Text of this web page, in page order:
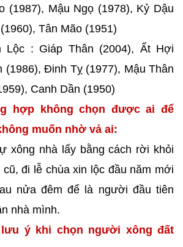
(1987), Mậu Ngọ (1978), Kỷ Dậu
Tân Mão (1951)
Lộc : Giáp Thân (2004), Ất Hợi
(1986), Đinh Tỵ (1977), Mậu Thân
Canh Dần (1950)
hợp không chọn được ai để
muốn nhờ vả ai:
xông nhà lấy bằng cách rời khỏi
cũ, đi lễ chùa xin lộc đầu năm mới
nửa đêm để là người đầu tiên
nhà mình.
ý khi chọn người xông đất